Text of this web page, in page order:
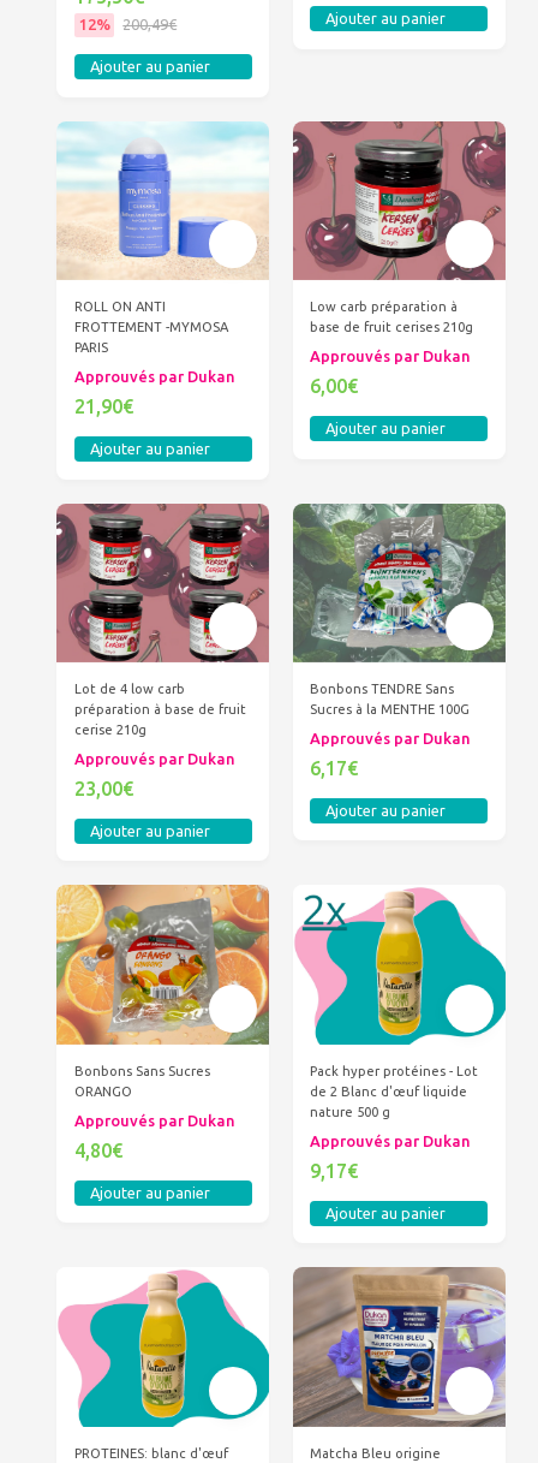
12% 200,49€
Ajouter au panier
Ajouter au panier
ROLL ON ANTI
FROTTEMENT -MYMOSA
PARIS
Approuvés par Dukan
21,90€
Ajouter au panier
Low carb préparation à
base de fruit cerises 210g
Approuvés par Dukan
6,00€
Ajouter au panier
Lot de 4 low carb
préparation à base de fruit
cerise 210g
Approuvés par Dukan
23,00€
Ajouter au panier
Bonbons TENDRE Sans
Sucres à la MENTHE 100G
Approuvés par Dukan
6,17€
Ajouter au panier
Bonbons Sans Sucres
ORANGO
Approuvés par Dukan
4,80€
Ajouter au panier
Pack hyper protéines - Lot
de 2 Blanc d'œuf liquide
nature 500 g
Approuvés par Dukan
9,17€
Ajouter au panier
PROTEINES: blanc d'œuf
Matcha Bleu origine